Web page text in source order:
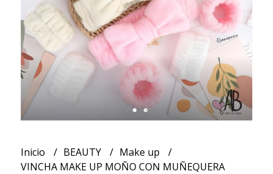
Inicio BEAUTY
Make up
VINCHA MAKE UP MOÑO CON MUÑEQUERA